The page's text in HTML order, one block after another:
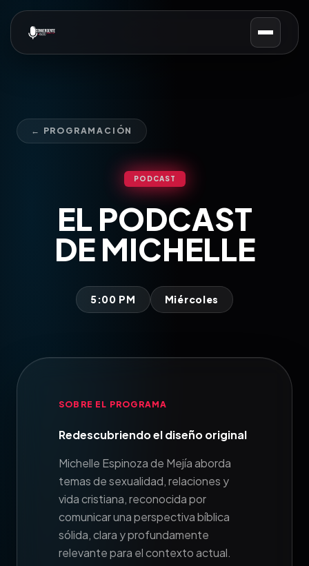
← PROGRAMACIÓN
PODCAST
EL PODCAST
DE MICHELLE
5:00 PM Miércoles
SOBRE EL PROGRAMA
Redescubriendo el diseño original
Michelle Espinoza de Mejía aborda
temas de sexualidad, relaciones y
vida cristiana, reconocida por
comunicar una perspectiva bíblica
sólida, clara y profundamente
relevante para el contexto actual.